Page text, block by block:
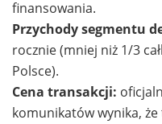
finansowania.
Przychody segmentu
rocznie (mniej niż 1/3
Polsce).
Cena transakcji:
komunikatów wynika,